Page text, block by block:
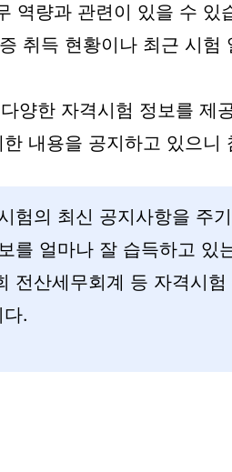
역량과 관련이 있을 수 있
취득 현황이나 최근 시험
양한 자격시험 정보를 제
내용을 공지하고 있으니
험의 최신 공지사항을 주
를 얼마나 잘 습득하고 있
전산세무회계 등 자격시
.